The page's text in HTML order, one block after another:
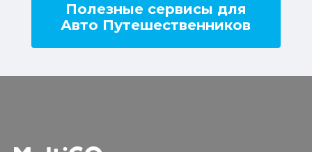
Полезные сервисы для
Авто Путешественников